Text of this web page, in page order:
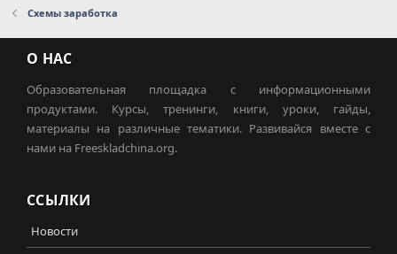
Схемы заработка
О НАС
Образовательная площадка с информационными
продуктами. Курсы, тренинги, книги, уроки, гайды,
материалы на различные тематики. Развивайся вместе с
нами на Freeskladchina.org.
ССЫЛКИ
Новости